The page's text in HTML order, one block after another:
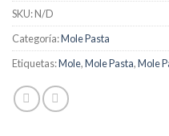
SKU:N/D
Categoría:Mole Pasta
Etiquetas:Mole,Mole Pasta,Mole